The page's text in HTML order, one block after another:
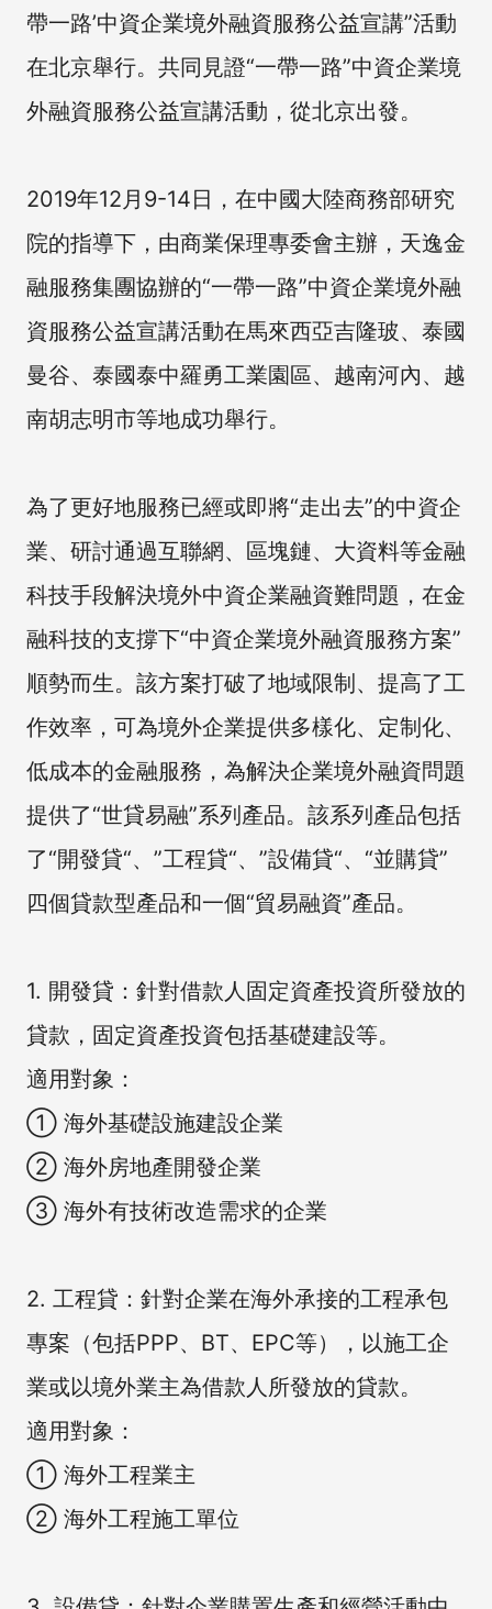
帶一路’中資企業境外融資服務公益宣講”活動
在北京舉行。共同見證“一帶一路”中資企業境
外融資服務公益宣講活動，從北京出發。
2019年12月9-14日，在中國大陸商務部研究
院的指導下，由商業保理專委會主辦，天逸金
融服務集團協辦的“一帶一路”中資企業境外融
資服務公益宣講活動在馬來西亞吉隆玻、泰國
曼谷、泰國泰中羅勇工業園區、越南河內、越
南胡志明市等地成功舉行。
為了更好地服務已經或即將“走出去”的中資企
業、研討通過互聯網、區塊鏈、大資料等金融
科技手段解決境外中資企業融資難問題，在金
融科技的支撐下“中資企業境外融資服務方案”
順勢而生。該方案打破了地域限制、提高了工
作效率，可為境外企業提供多樣化、定制化、
低成本的金融服務，為解決企業境外融資問題
提供了“世貸易融”系列產品。該系列產品包括
了“開發貸“、”工程貸“、”設備貸“、“並購貸”
四個貸款型產品和一個“貿易融資”產品。
1. 開發貸：針對借款人固定資產投資所發放的
貸款，固定資產投資包括基礎建設等。
適用對象：
① 海外基礎設施建設企業
② 海外房地產開發企業
③ 海外有技術改造需求的企業
2. 工程貸：針對企業在海外承接的工程承包
專案（包括PPP、BT、EPC等），以施工企
業或以境外業主為借款人所發放的貸款。
適用對象：
① 海外工程業主
② 海外工程施工單位